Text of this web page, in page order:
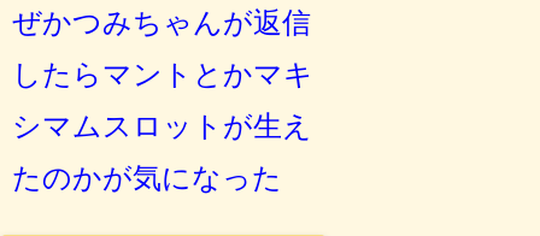
ぜかつみちゃんが返信
したらマントとかマキ
シマムスロットが生え
たのかが気になった